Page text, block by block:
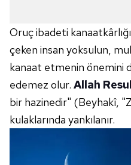
Oruç ibadeti
çeken insan yoksulun,
kanaat etmenin önemini
edemez olur. Allah
bir hazinedir" (Beyhakî,
kulaklarında yankılanır.